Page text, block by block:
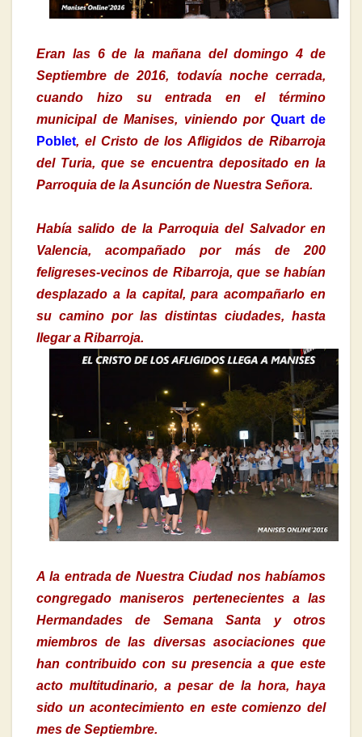
Eran las 6 de la mañana del domingo 4 de
Septiembre de 2016, todavía noche cerrada,
cuando hizo su entrada en el término
municipal de Manises, viniendo por Quart de
Poblet, el Cristo de los Afligidos de Ribarroja
del Turia, que se encuentra depositado en la
Parroquia de la Asunción de Nuestra Señora.
Había salido de la Parroquia del Salvador en
Valencia, acompañado por más de 200
feligreses-vecinos de Ribarroja, que se habían
desplazado a la capital, para acompañarlo en
su camino por las distintas ciudades, hasta
llegar a Ribarroja.
A la entrada de Nuestra Ciudad nos habíamos
congregado maniseros pertenecientes a las
Hermandades de Semana Santa y otros
miembros de las diversas asociaciones que
han contribuido con su presencia a que este
acto multitudinario, a pesar de la hora, haya
sido un acontecimiento en este comienzo del
mes de Septiembre.